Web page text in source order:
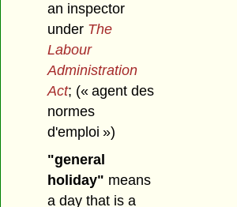
an inspector
under The
Labour
Administration
Act; (« agent des
normes
d'emploi »)
"general
holiday" means
a day that is a